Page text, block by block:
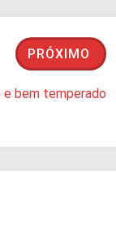
PRÓXIMO
e bem temperado